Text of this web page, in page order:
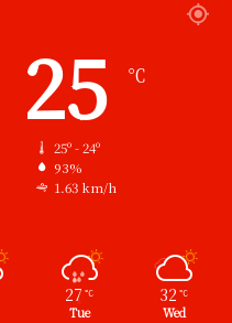
25 ℃
25º - 24º
93%
1.63 km/h
27 ℃
Tue
32 ℃
Wed